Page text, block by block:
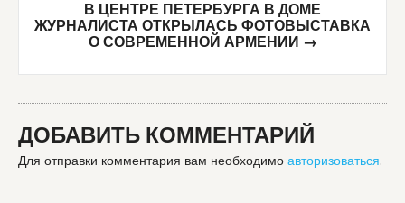
В ЦЕНТРЕ ПЕТЕРБУРГА В ДОМЕ
ЖУРНАЛИСТА ОТКРЫЛАСЬ ФОТОВЫСТАВКА
О СОВРЕМЕННОЙ АРМЕНИИ →
ДОБАВИТЬ КОММЕНТАРИЙ
Для отправки комментария вам необходимо авторизоваться.